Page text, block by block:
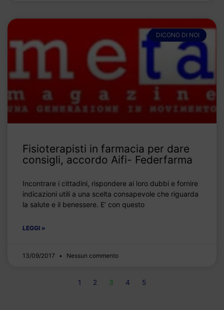
DICONO DI NOI
Fisioterapisti in farmacia per dare
consigli, accordo Aifi- Federfarma
Incontrare i cittadini, rispondere ai loro dubbi e fornire
indicazioni utili a una scelta consapevole che riguarda
la salute e il benessere. E’ con questo
LEGGI »
13/09/2017 Nessun commento
1 2 3 4 5